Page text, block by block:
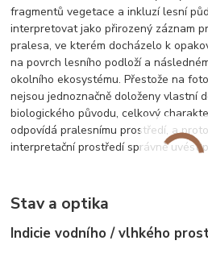
fragmentů vegetace a inkluzí lesní
interpretovat jako přirozený záznam
pralesa, ve kterém docházelo k
na povrch lesního podloží a
okolního ekosystému. Přestože na
nejsou jednoznačně doloženy vlastní
biologického původu, celkový
odpovídá pralesnímu prostředí, a
interpretační prostředí správně uvést
Stav a optika
Indicie vodního / vlhkého